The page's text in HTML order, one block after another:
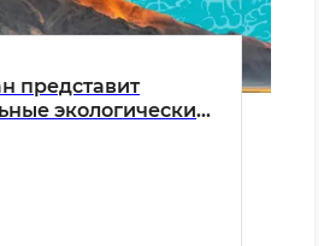
представит
экологические